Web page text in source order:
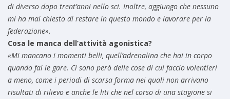
di diverso dopo trent’anni nello sci. Inoltre, aggiungo che nessuno
mi ha mai chiesto di restare in questo mondo e lavorare per la
federazione».
Cosa le manca dell’attività agonistica?
«Mi mancano i momenti belli, quell’adrenalina che hai in corpo
quando fai le gare. Ci sono però delle cose di cui faccio volentieri
a meno, come i periodi di scarsa forma nei quali non arrivano
risultati di rilievo e anche le liti che nel corso di una stagione si